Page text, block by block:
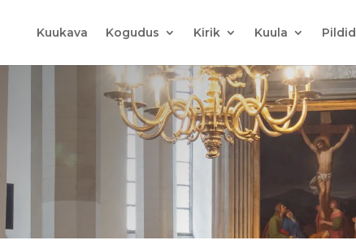
Kuukava Kogudus Kirik Kuula Pildid